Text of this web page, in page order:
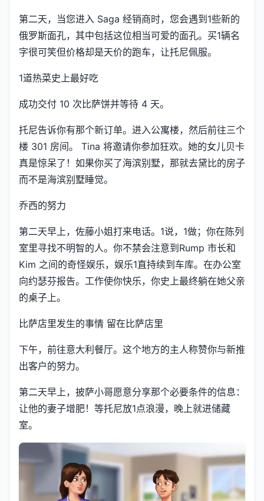
第二天，当您进入 Saga 经销商时，您会遇到1些新的
俄罗斯面孔，其中包括这位相当可爱的面孔。买1辆名
字很可笑但价格却是天价的跑车，让托尼佩服。
1道热菜史上最好吃
成功交付 10 次比萨饼并等待 4 天。
托尼告诉你有那个新订单。进入公寓楼，然后前往三个
楼 301 房间。 Tina 将邀请你参加狂欢。她的女儿贝卡
真是惊呆了！如果你买了海滨别墅，那就去黛比的房子
而不是海滨别墅睡觉。
乔西的努力
第二天早上，佐藤小姐打来电话。1说，1做；你在陈列
室里寻找不明智的人。你不禁会注意到Rump 市长和
Kim 之间的奇怪娱乐，娱乐1直持续到车库。在办公室
向约瑟芬报告。工作使你快乐，你史上最终躺在她父亲
的桌子上。
比萨店里发生的事情 留在比萨店里
下午，前往意大利餐厅。这个地方的主人称赞你与新推
出客户的努力。
第二天早上，披萨小哥愿意分享那个必要条件的信息：
让他的妻子增肥！等托尼放1点浪漫，晚上就进储藏
室。